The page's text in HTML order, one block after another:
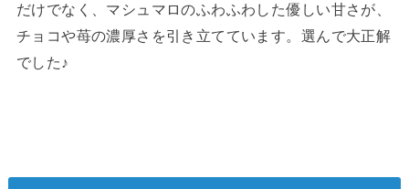
だけでなく、マシュマロのふわふわした優しい甘さが、
チョコや苺の濃厚さを引き立てています。選んで大正解
でした♪